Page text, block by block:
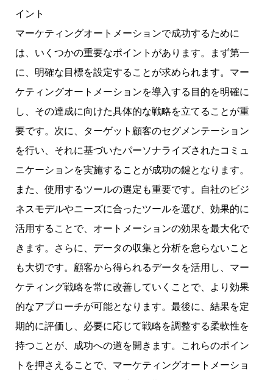
イント
マーケティングオートメーションで成功するために
は、いくつかの重要なポイントがあります。まず第一
に、明確な目標を設定することが求められます。マー
ケティングオートメーションを導入する目的を明確に
し、その達成に向けた具体的な戦略を立てることが重
要です。次に、ターゲット顧客のセグメンテーション
を行い、それに基づいたパーソナライズされたコミュ
ニケーションを実施することが成功の鍵となります。
また、使用するツールの選定も重要です。自社のビジ
ネスモデルやニーズに合ったツールを選び、効果的に
活用することで、オートメーションの効果を最大化で
きます。さらに、データの収集と分析を怠らないこと
も大切です。顧客から得られるデータを活用し、マー
ケティング戦略を常に改善していくことで、より効果
的なアプローチが可能となります。最後に、結果を定
期的に評価し、必要に応じて戦略を調整する柔軟性を
持つことが、成功への道を開きます。これらのポイン
トを押さえることで、マーケティングオートメーショ